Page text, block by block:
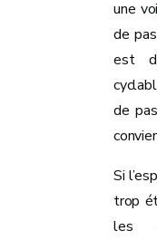
une
de
est
de
Si
trop
les